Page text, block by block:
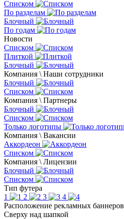
Списком
По разделам
Блочный
По годам
Новости
Списком
Плиткой
Блочный
Компания \ Наши сотрудники
Блочный
Списком
Компания \ Партнеры
Блочный
Списком
Только логотипы
Компания \ Вакансии
Аккордеон
Списком
Компания \ Лицензии
Блочный
Списком
Тип футера
1
2 3
4
Расположение рекламных баннеров
Сверху над шапкой